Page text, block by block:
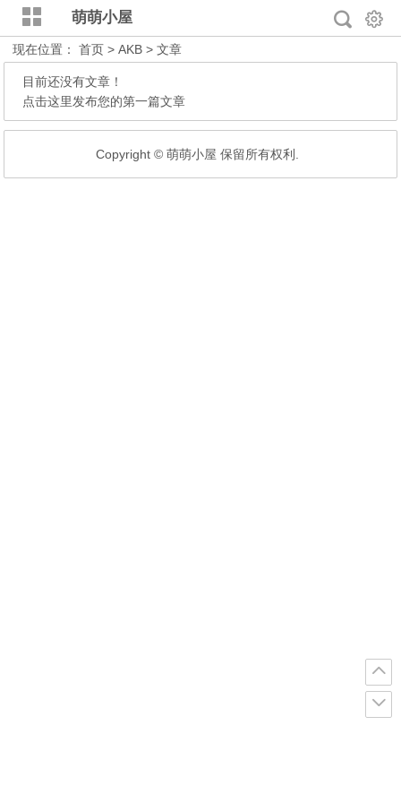
萌萌小屋
现在位置：首页 > AKB > 文章
目前还没有文章！
点击这里发布您的第一篇文章
Copyright © 萌萌小屋 保留所有权利.